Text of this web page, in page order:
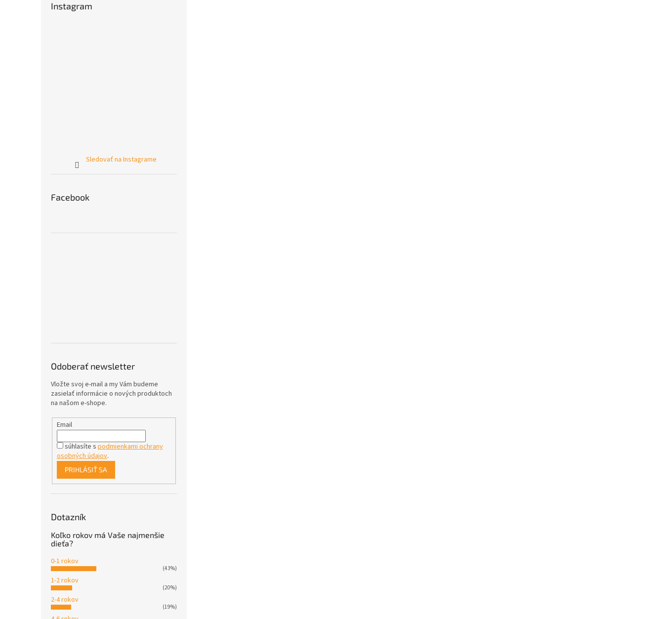
Instagram
Sledovať na Instagrame
Facebook
Odoberať newsletter
Vložte svoj e-mail a my Vám budeme
zasielať informácie o nových produktoch
na našom e-shope.
Email
súhlasíte s podmienkami ochrany
osobných údajov.
PRIHLÁSIŤ SA
Dotazník
Koľko rokov má Vaše najmenšie
dieťa?
0-1 rokov
(43%)
1-2 rokov
(20%)
2-4 rokov
(19%)